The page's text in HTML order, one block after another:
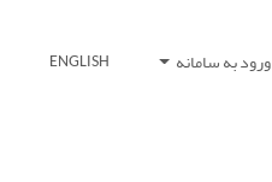
ورود به سامانه ENGLISH